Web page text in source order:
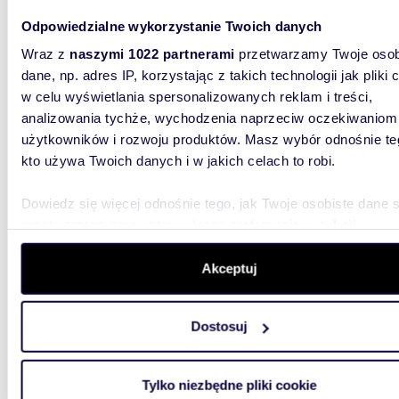
Odpowiedzialne wykorzystanie Twoich danych
Wraz z naszymi 1022 partnerami przetwarzamy Twoje
dane, np. adres IP, korzystając z takich technologii jak pliki
w celu wyświetlania spersonalizowanych reklam i treści,
analizowania tychże, wychodzenia naprzeciw oczekiwaniom
użytkowników i rozwoju produktów. Masz wybór odnośnie
kto używa Twoich danych i w jakich celach to robi.
Dowiedz się więcej odnośnie tego, jak Twoje osobiste dane
szczegółów. W Deklaracji plików cookie możesz zmienić
wycofać swoją zgodę w dowolnej chwili.
aby oferować funkcje społecznościowe i analizować ruch w
witrynie. Informacje o tym, jak korzystasz z naszej witryny,
analitycznym. Partnerzy mogą połączyć te informacje z
Akceptuj
Dostosuj
Tylko niezbędne pliki cookie
Nowoczesny lokal biurowy 572 m² w Pionkach -
415
lokal
miasta:
usług,
WYRÓŻNIONE 956m